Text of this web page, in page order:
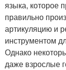
языка, которое
правильно
артикуляцию и
инструментом
Однако
даже взрослые